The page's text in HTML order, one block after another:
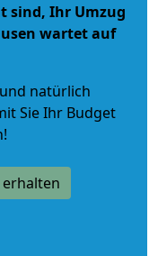
sind, Ihr Umzug
wartet auf
natürlich
Sie Ihr Budget